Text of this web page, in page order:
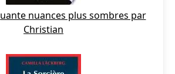
nuances plus sombres par
Christian